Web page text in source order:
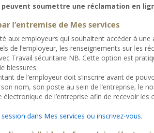
peuvent soumettre une réclamation en
l’entremise de Mes services
aux employeurs qui souhaitent accéder à
de l’employeur, les renseignements sur les
Travail sécuritaire NB. Cette option est
blessures.
de l’employeur doit s’inscrire avant de
nom, son poste au sein de l’entreprise, le
électronique de l’entreprise afin de recevoir
dans Mes services ou inscrivez-vous.